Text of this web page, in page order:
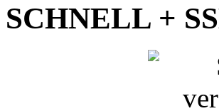
SCHNELL +